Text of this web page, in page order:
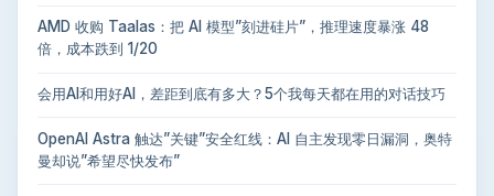
AMD 收购 Taalas：把 AI 模型”刻进硅片”，推理速度暴涨 48
倍，成本跌到 1/20
会用AI和用好AI，差距到底有多大？5个我每天都在用的对话技巧
OpenAI Astra 触达”关键”安全红线：AI 自主发现零日漏洞，奥特
曼却说”希望尽快发布”